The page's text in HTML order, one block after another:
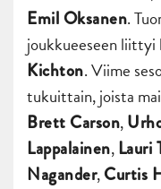
Emil Oksanen.
joukkueeseen liittyi
Kichton. Viime
tukuittain, joista
Brett Carson,
Lappalainen,Lauri
Nagander,Curtis